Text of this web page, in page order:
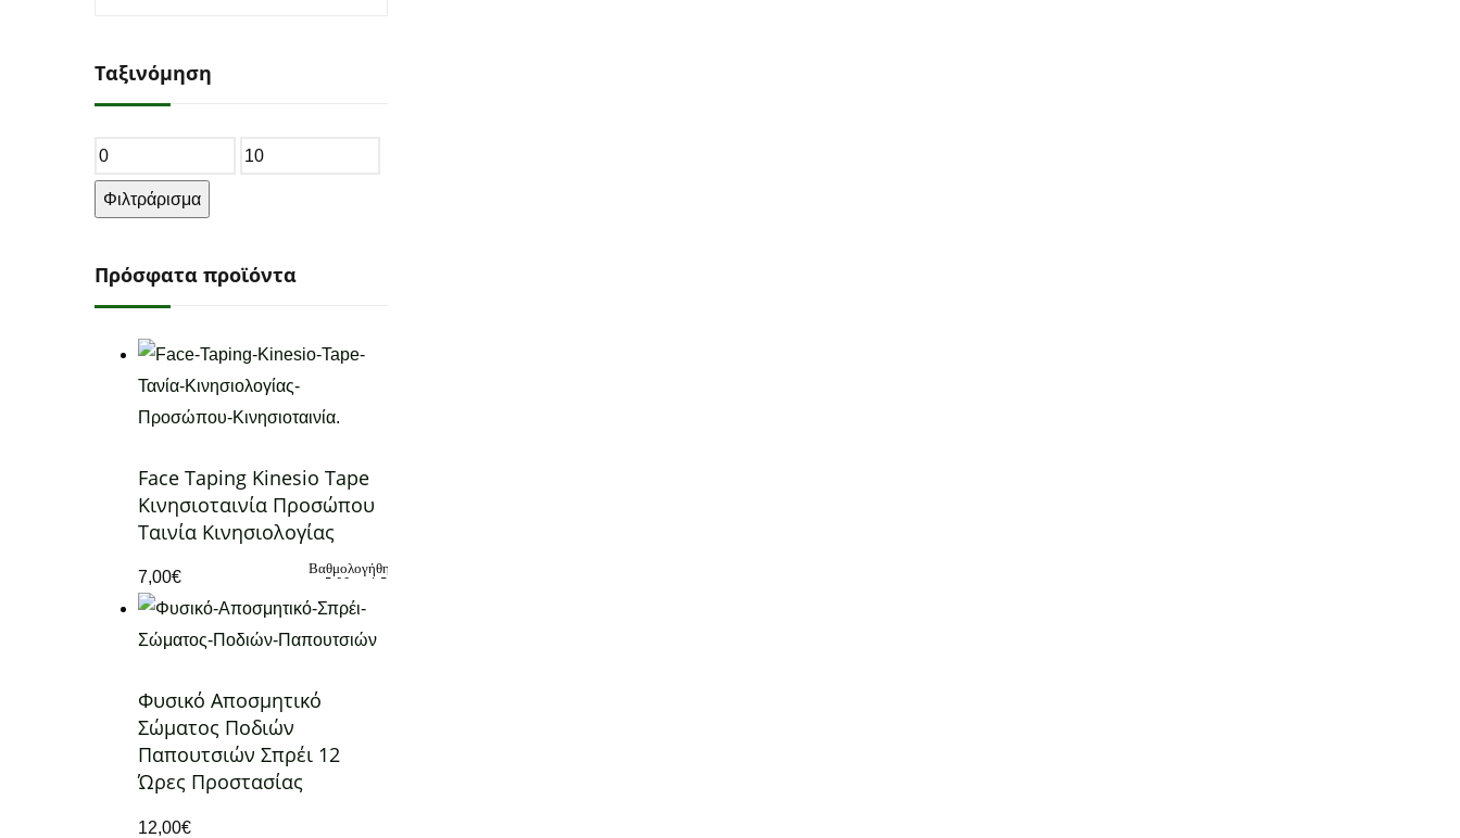
Ταξινόμηση
Ελάχιστη
τιμή
Μέγιστη
Φιλτράρισμα
Πρόσφατα προϊόντα
Face Taping Kinesio Tape
Κινησιοταινία Προσώπου
Ταινία Κινησιολογίας
Βαθμολογήθηκε
5.00 από 5
7,00€
Φυσικό Αποσμητικό
Σώματος Ποδιών
Παπουτσιών Σπρέι 12
Ώρες Προστασίας
12,00€